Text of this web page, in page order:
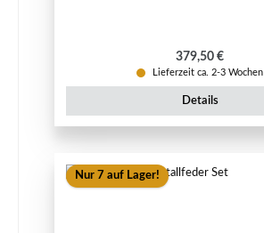
Regulärer Preis:
379,50 €
Lieferzeit ca. 2-3 Wochen
Details
Nur 7 auf Lager!